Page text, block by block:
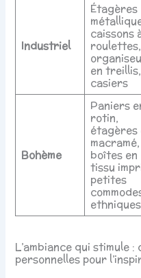
Industriel
Étagères
caissons
roulettes,
en treillis,
casiers
Bohème
Paniers
rotin,
étagères
macramé,
boîtes en
tissu
petites
ethniques
L’ambiance qui stimule
personnelles pour